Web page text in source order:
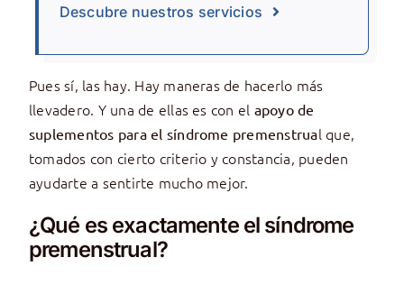
Descubre nuestros servicios
Pues sí, las hay. Hay maneras de hacerlo más
llevadero. Y una de ellas es con el apoyo de
suplementos para el síndrome premenstrual que,
tomados con cierto criterio y constancia, pueden
ayudarte a sentirte mucho mejor.
¿Qué es exactamente el síndrome
premenstrual?